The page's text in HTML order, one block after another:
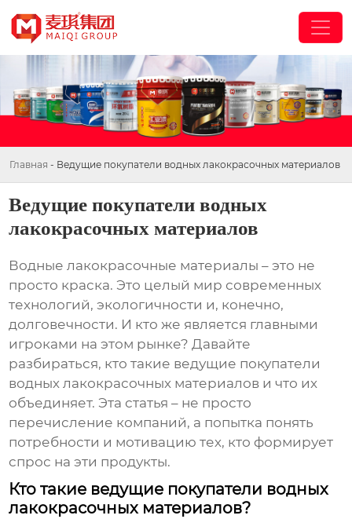
Главная - Ведущие покупатели водных лакокрасочных материалов
Ведущие покупатели водных
лакокрасочных материалов
Водные лакокрасочные материалы – это не
просто краска. Это целый мир современных
технологий, экологичности и, конечно,
долговечности. И кто же является главными
игроками на этом рынке? Давайте
разбираться, кто такие ведущие покупатели
водных лакокрасочных материалов и что их
объединяет. Эта статья – не просто
перечисление компаний, а попытка понять
потребности и мотивацию тех, кто формирует
спрос на эти продукты.
Кто такие ведущие покупатели водных
лакокрасочных материалов?